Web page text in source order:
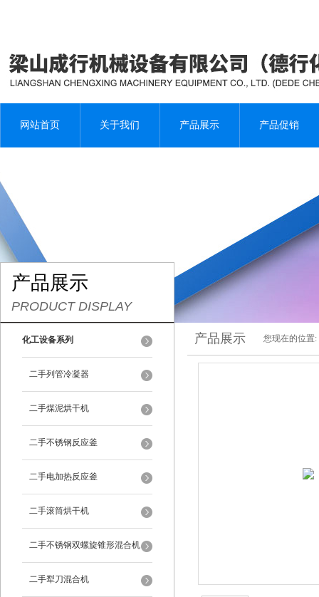
网站首页 关于我们 产品展示 产品促销
产品展示
PRODUCT DISPLAY
化工设备系列
二手列管冷凝器
二手煤泥烘干机
二手不锈钢反应釜
二手电加热反应釜
二手滚筒烘干机
二手不锈钢双螺旋锥形混合机
二手犁刀混合机
产品展示 您现在的位置: